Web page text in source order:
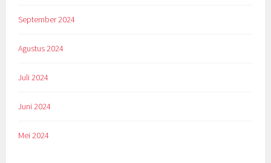
September 2024
Agustus 2024
Juli 2024
Juni 2024
Mei 2024